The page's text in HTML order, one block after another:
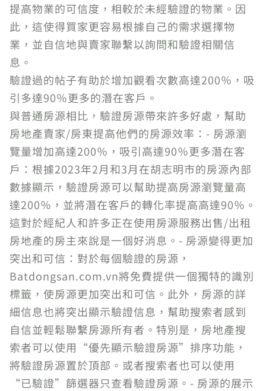
提高物業的可信度，相較於未經驗證的物業。因
此，這使得買家更容易根據自己的需求選擇物
業，並自信地與賣家聯繫以詢問和驗證相關信
息。
驗證過的帖子有助於增加觀看次數高達200％，吸
引多達90％更多的潛在客戶。
與普通房源相比，驗證房源帶來許多好處，幫助
房地產賣家/房東提高他們的房源效率：- 房源瀏
覽量增加高達200％，吸引高達90％更多潛在客
戶：根據2023年2月和3月在胡志明市的房源內部
數據顯示，驗證房源可以幫助提高房源瀏覽量高
達200％，並將潛在客戶的轉化率提高高達90％。
這對於經紀人和許多正在使用房源服務出售/出租
房地產的房主來說是一個好消息。- 房源變得更加
突出和可信：對於每個驗證的房源，
Batdongsan.com.vn將免費提供一個獨特的識別
標籤，使房源更加突出和可信。此外，房源的詳
細信息也將突出顯示驗證信息，幫助搜索者感到
自信並輕鬆聯繫房源所有者。特別是，房地產搜
索者可以使用“優先顯示驗證房源”排序功能，
將驗證房源置於頂部。或者搜索者也可以使用
“已驗證”篩選器只查看驗證房源。- 房源的展示